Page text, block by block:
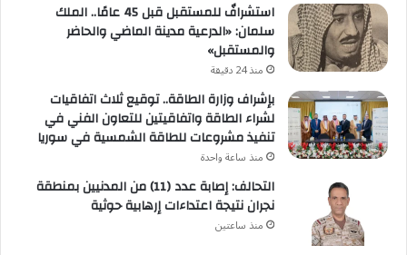
استشرافٌ للمستقبل قبل 45 عامًا.. الملك
سلمان: «الدرعية مدينة الماضي والحاضر
والمستقبل»
منذ 24 دقيقة
بإشراف وزارة الطاقة.. توقيع ثلاث اتفاقيات
لشراء الطاقة واتفاقيتين للتعاون الفني في
تنفيذ مشروعات للطاقة الشمسية في سوريا
منذ ساعة واحدة
التحالف: إصابة عدد (11) من المدنيين بمنطقة
نجران نتيجة اعتداءات إرهابية حوثية
منذ ساعتين